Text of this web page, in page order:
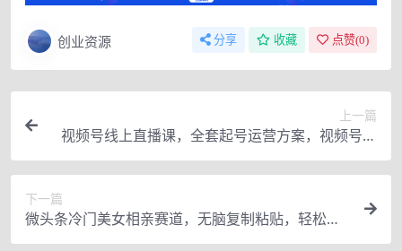
创业资源 分享 收藏 点赞(0)
上一篇
视频号线上直播课，全套起号运营方案，视频号直
播带货0-1实操
下一篇
微头条冷门美女相亲赛道，无脑复制粘贴，轻松日
入200＋【揭秘】